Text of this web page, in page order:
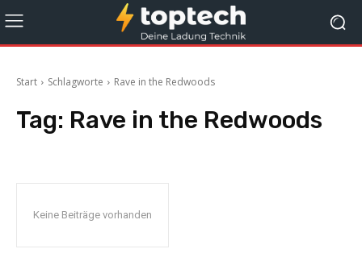
Start Schlagworte Rave in the Redwoods
Tag: Rave in the Redwoods
Keine Beiträge vorhanden